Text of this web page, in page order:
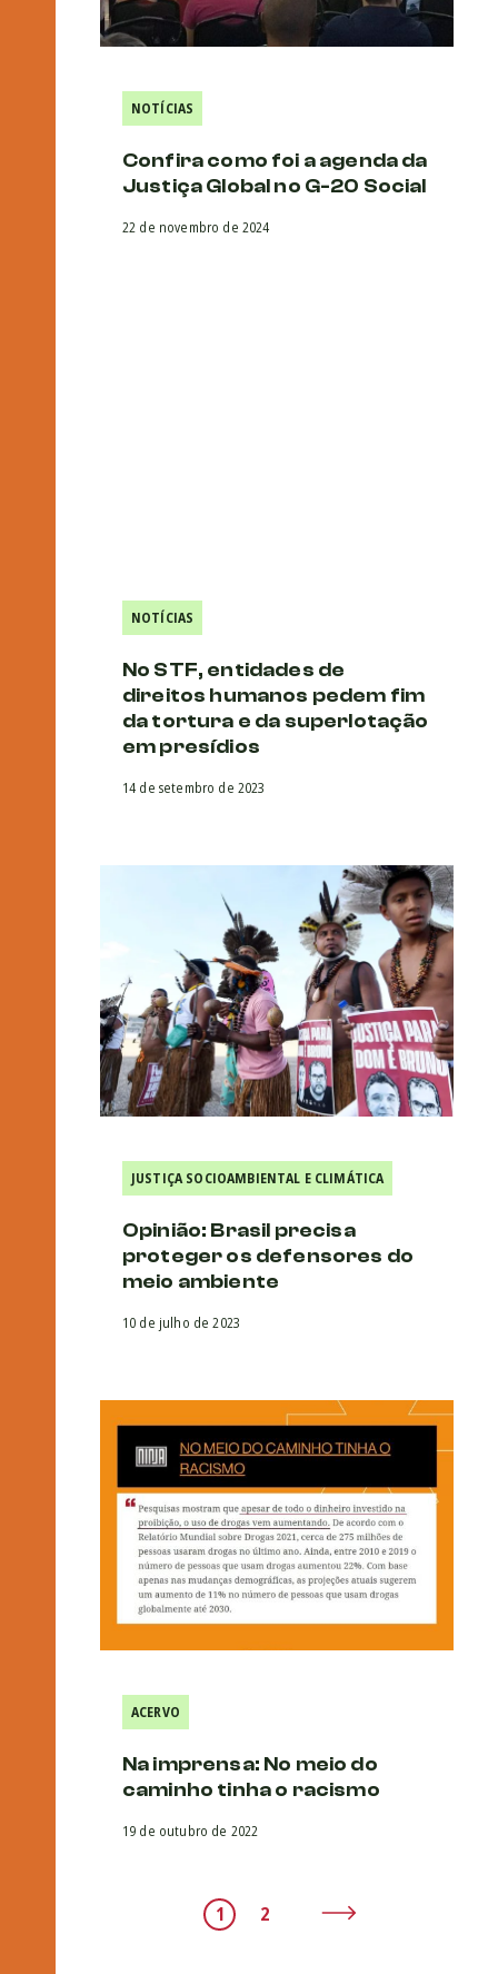
NOTÍCIAS
Confira como foi a agenda da
Justiça Global no G-20 Social
22 de novembro de 2024
NOTÍCIAS
No STF, entidades de
direitos humanos pedem fim
da tortura e da superlotação
em presídios
14 de setembro de 2023
JUSTIÇA SOCIOAMBIENTAL E CLIMÁTICA
Opinião: Brasil precisa
proteger os defensores do
meio ambiente
10 de julho de 2023
ACERVO
Na imprensa: No meio do
caminho tinha o racismo
19 de outubro de 2022
1 2